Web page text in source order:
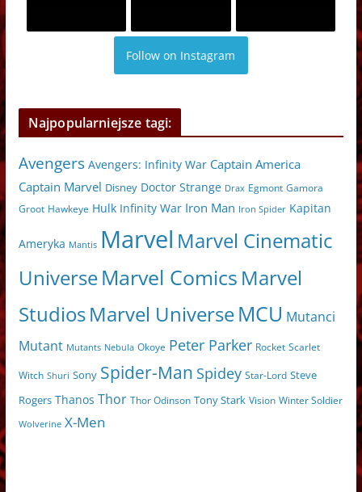
Follow on Instagram
Najpopularniejsze tagi:
Avengers Avengers: Infinity War Captain America
Captain Marvel Disney Doctor Strange Drax Egmont Gamora
Groot Hawkeye Hulk Infinity War Iron Man Iron Spider Kapitan
Ameryka Mantis Marvel Marvel Cinematic
UniverseMarvel Comics Marvel
StudiosMarvel UniverseMCU Mutanci
Mutant Mutants Nebula Okoye Peter Parker Rocket Scarlet
Witch Shuri Sony Spider-Man Spidey Star-Lord Steve
Rogers Thanos Thor Thor Odinson Tony Stark Vision Winter Soldier
Wolverine X-Men